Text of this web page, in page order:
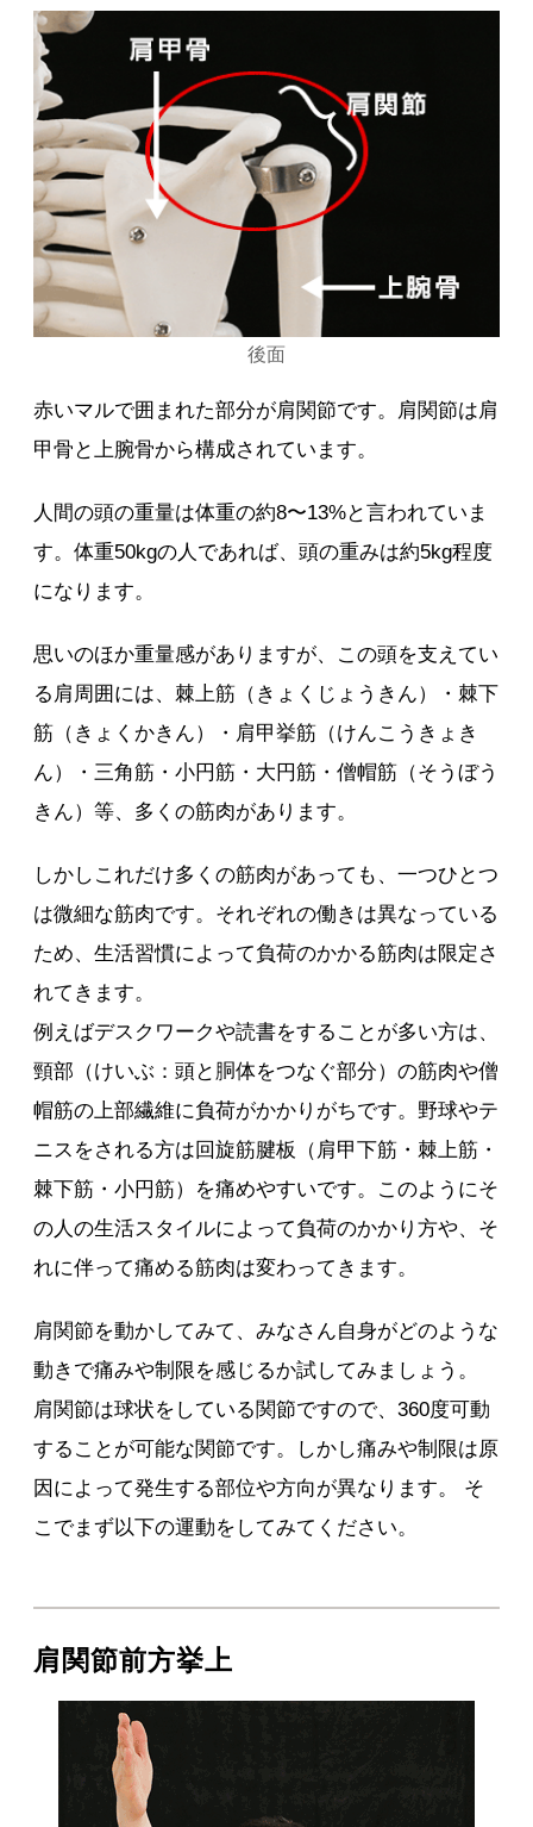
後面
赤いマルで囲まれた部分が肩関節です。肩関節は肩
甲骨と上腕骨から構成されています。
人間の頭の重量は体重の約8〜13%と言われていま
す。体重50kgの人であれば、頭の重みは約5kg程度
になります。
思いのほか重量感がありますが、この頭を支えてい
る肩周囲には、棘上筋（きょくじょうきん）・棘下
筋（きょくかきん）・肩甲挙筋（けんこうきょき
ん）・三角筋・小円筋・大円筋・僧帽筋（そうぼう
きん）等、多くの筋肉があります。
しかしこれだけ多くの筋肉があっても、一つひとつ
は微細な筋肉です。それぞれの働きは異なっている
ため、生活習慣によって負荷のかかる筋肉は限定さ
れてきます。
例えばデスクワークや読書をすることが多い方は、
頸部（けいぶ：頭と胴体をつなぐ部分）の筋肉や僧
帽筋の上部繊維に負荷がかかりがちです。野球やテ
ニスをされる方は回旋筋腱板（肩甲下筋・棘上筋・
棘下筋・小円筋）を痛めやすいです。このようにそ
の人の生活スタイルによって負荷のかかり方や、そ
れに伴って痛める筋肉は変わってきます。
肩関節を動かしてみて、みなさん自身がどのような
動きで痛みや制限を感じるか試してみましょう。
肩関節は球状をしている関節ですので、360度可動
することが可能な関節です。しかし痛みや制限は原
因によって発生する部位や方向が異なります。 そ
こでまず以下の運動をしてみてください。
肩関節前方挙上